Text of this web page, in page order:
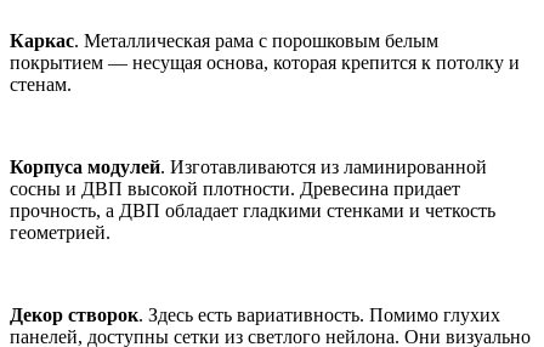
Каркас. Металлическая рама с порошковым белым
покрытием — несущая основа, которая крепится к потолку и
стенам.
Корпуса модулей. Изготавливаются из ламинированной
сосны и ДВП высокой плотности. Древесина придает
прочность, а ДВП обладает гладкими стенками и четкость
геометрией.
Декор створок. Здесь есть вариативность. Помимо глухих
панелей, доступны сетки из светлого нейлона. Они визуально